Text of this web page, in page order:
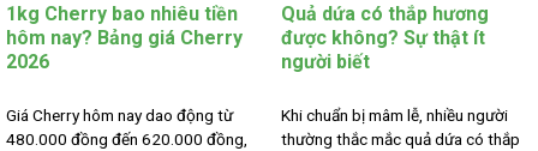
1kg Cherry bao nhiêu tiền
hôm nay? Bảng giá Cherry
2026
Giá Cherry hôm nay dao động từ
480.000 đồng đến 620.000 đồng,
Quả dứa có thắp hương
được không? Sự thật ít
người biết
Khi chuẩn bị mâm lễ, nhiều người
thường thắc mắc quả dứa có thắp